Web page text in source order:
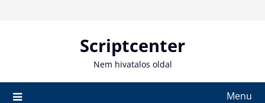
Scriptcenter
Nem hivatalos oldal
Menu